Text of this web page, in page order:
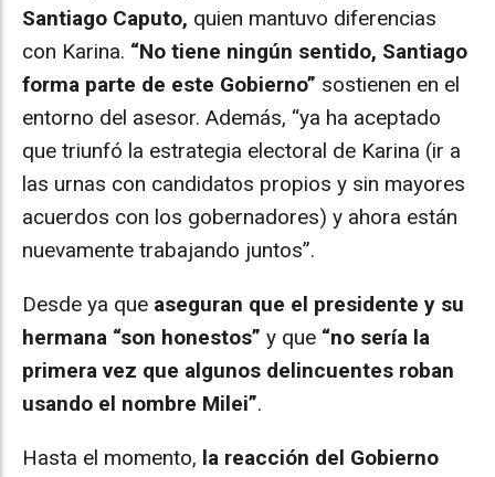
Santiago Caputo, quien mantuvo diferencias
con Karina. “No tiene ningún sentido, Santiago
forma parte de este Gobierno” sostienen en el
entorno del asesor. Además, “ya ha aceptado
que triunfó la estrategia electoral de Karina (ir a
las urnas con candidatos propios y sin mayores
acuerdos con los gobernadores) y ahora están
nuevamente trabajando juntos”.
Desde ya que aseguran que el presidente y su
hermana “son honestos” y que “no sería la
primera vez que algunos delincuentes roban
usando el nombre Milei”.
Hasta el momento, la reacción del Gobierno